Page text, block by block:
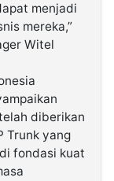
menjadi
mereka,”
Witel
diberikan
Trunk yang
fondasi kuat